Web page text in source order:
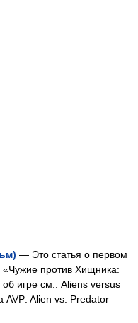
— Это статья о первом
против Хищника:
игре см.: Aliens versus
AVP: Alien vs. Predator